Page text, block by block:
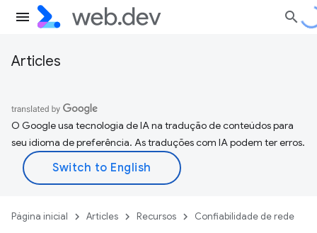
Articles
O Google usa tecnologia de IA na tradução de conteúdos para
seu idioma de preferência. As traduções com IA podem ter erros.
Página inicial Articles Recursos Confiabilidade de rede